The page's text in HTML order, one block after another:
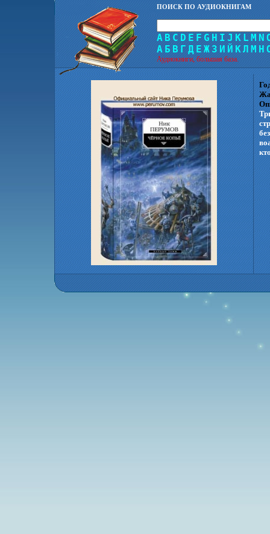
ПОИСК ПО АУДИОКНИГАМ
A B C D E F G H I J K L M N
А Б В Г Д Е Ж З И Й КЛ М Н
Аудиокниги, большая база.